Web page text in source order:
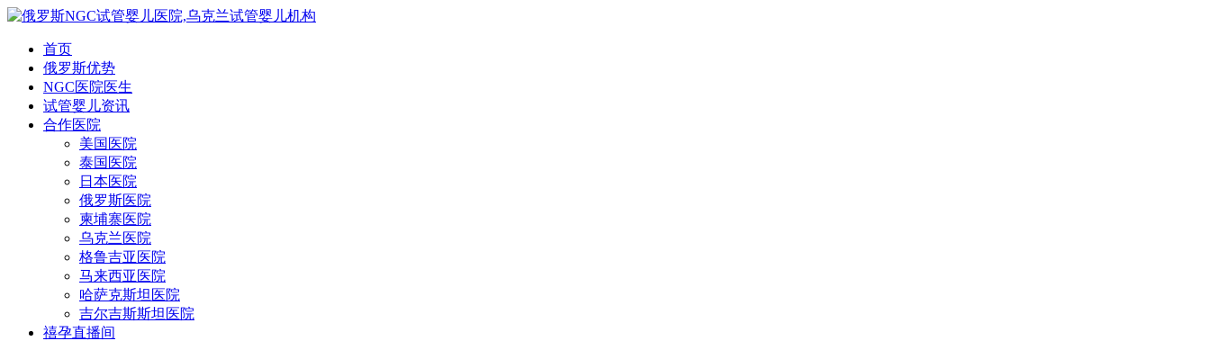
首页
俄罗斯优势
NGC医院医生
试管婴儿资讯
合作医院
美国医院
泰国医院
日本医院
俄罗斯医院
柬埔寨医院
乌克兰医院
格鲁吉亚医院
马来西亚医院
哈萨克斯坦医院
吉尔吉斯斯坦医院
禧孕直播间